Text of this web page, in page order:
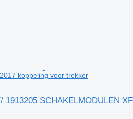
koppeling voor trekker
1913205 SCHAKELMODULEN